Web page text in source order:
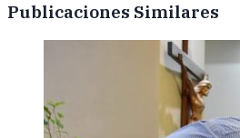
Publicaciones Similares